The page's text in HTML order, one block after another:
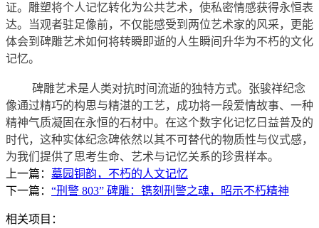
证。雕塑将个人记忆转化为公共艺术，使私密情感获得永恒表
达。当观者驻足像前，不仅能感受到两位艺术家的风采，更能
体会到碑雕艺术如何将转瞬即逝的人生瞬间升华为不朽的文化
记忆。
碑雕艺术是人类对抗时间流逝的独特方式。张骏祥纪念
像通过精巧的构思与精湛的工艺，成功将一段爱情故事、一种
精神气质凝固在永恒的石材中。在这个数字化记忆日益普及的
时代，这种实体纪念碑依然以其不可替代的物质性与仪式感，
为我们提供了思考生命、艺术与记忆关系的珍贵样本。
上一篇： 墓园铜韵，不朽的人文记忆
下一篇： “刑警 803” 碑雕：镌刻刑警之魂，昭示不朽精神
相关项目：